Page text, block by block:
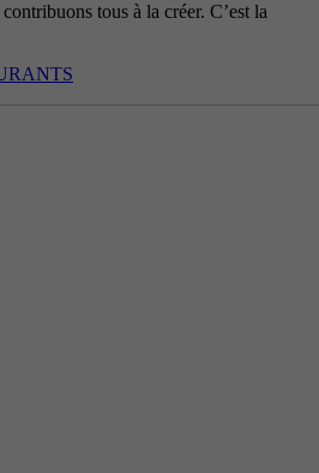
tous à la créer. C’est la